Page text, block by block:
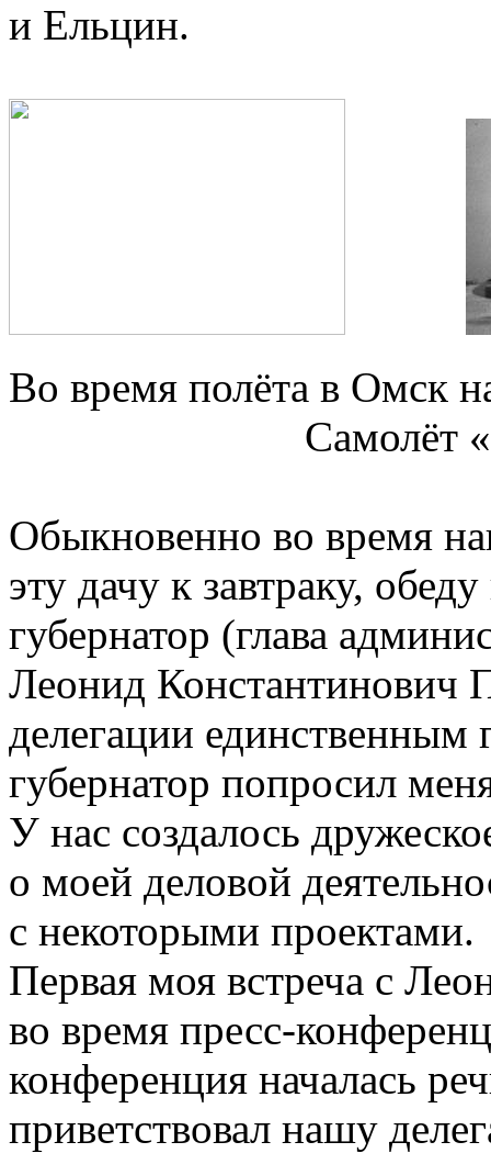
и Ельцин.
Во время полёта в Омск
Самолёт
Обыкновенно во время
эту дачу к завтраку,
губернатор (глава
Леонид Константинович
делегации
губернатор попросил
У нас создалось
о моей деловой
с некоторыми проектами.
Первая моя встреча с
во время пресс-
конференция началась
приветствовал нашу